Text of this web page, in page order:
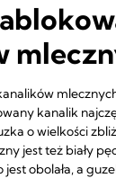
kanalik
o wielkości
jest też biały
obolała, a